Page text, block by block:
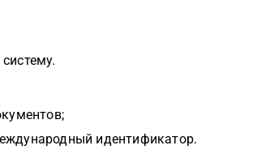
идентификатор.